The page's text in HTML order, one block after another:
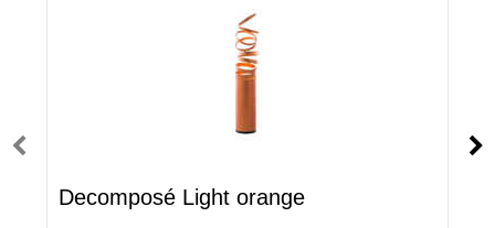
Decomposé Light orange